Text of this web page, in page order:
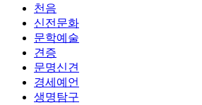
천음
신전문화
문학예술
견증
문명신견
경세예언
생명탐구